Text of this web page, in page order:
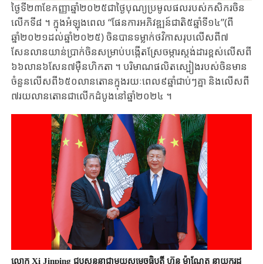
ថ្ងៃទី២៣ខែ​កញ្ញាឆ្នាំ២០២៥​ជាថ្ងៃបុណ្យ​ប្រមូលផល​របស់កសិករ​ចិន
លើកទី៨ ​។ ក្នុង​អំឡុងពេល​ “ផែនការ​អភិវឌ្ឍន៍ជាតិ​៥ឆ្នាំទី១៤​”(ពី
ឆ្នាំ២០២១​ដល់ឆ្នាំ២០២៥​) ចិនបាន​ទម្លាក់​ថវិកា​សរុប​លើសពី៧​
សែនលាន​យាន់ប្រាក់ចិន​សម្រាប់បង្កើត​ស្រែចម្ការស្តង់ដារ​ខ្ពស់លើស​ពី​
៦៦លាន៦​សែន៧ម៉ឺន​ហិកតា ។​ បរិមាណផលិត​ស្បៀងរបស់ចិន​មាន
ចំនួន​លើសពី៦៥០​លានតោន​ក្នុងរយៈពេល​៩ឆ្នាំជាប់ៗគ្នា ​និងលើសពី​
៧រយលានតោន​ជាលើកដំបូង​នៅឆ្នាំ​២០២៤ ។
លោក Xi Jinping ជួបសន្ទនាជាមួយសម្តេចធិបតី ហ៊ុន ម៉ាណែត នាយករដ្ឋ